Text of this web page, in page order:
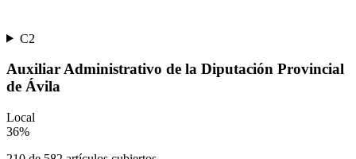
C2
Auxiliar Administrativo de la Diputación Provincial
de Ávila
Local
36%